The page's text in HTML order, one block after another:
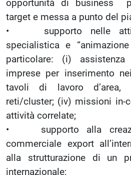
opportunità di business
target e messa a punto del
• supporto nelle
specialistica e
particolare: (i) assistenza
imprese per inserimento
tavoli di lavoro d’area,
reti/cluster; (iv) missioni in-
attività correlate;
• supporto alla
commerciale export
alla strutturazione di un
internazionale;